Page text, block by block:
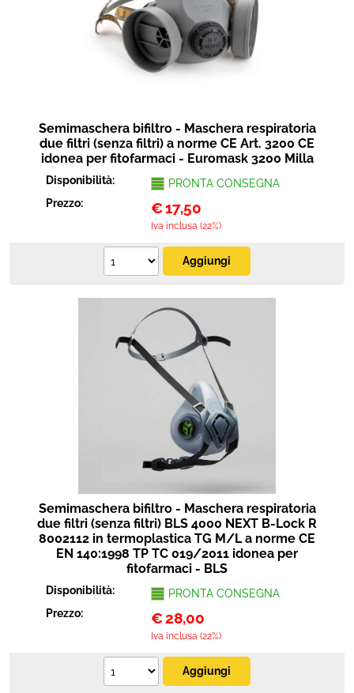
Semimaschera bifiltro - Maschera respiratoria
due filtri (senza filtri) a norme CE Art. 3200 CE
idonea per fitofarmaci - Euromask 3200 Milla
Disponibilità:
PRONTA CONSEGNA
Prezzo:
€17,50
Iva inclusa (22%)
Semimaschera bifiltro - Maschera respiratoria
due filtri (senza filtri) BLS 4000 NEXT B-Lock R
8002112 in termoplastica TG M/L a norme CE
EN 140:1998 TP TC 019/2011 idonea per
fitofarmaci - BLS
Disponibilità:
PRONTA CONSEGNA
Prezzo:
€28,00
Iva inclusa (22%)